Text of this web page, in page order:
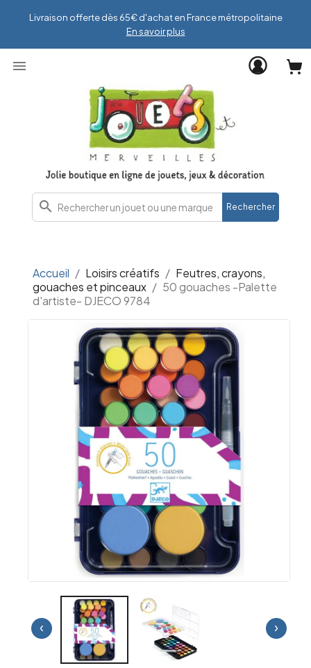
Livraison offerte dès 65€ d'achat en France métropolitaine
En savoir plus

search Rechercher
Accueil Loisirs créatifs
Feutres, crayons,
gouaches et pinceaux
50 gouaches -Palette
d'artiste- DJECO 9784
‹ ›